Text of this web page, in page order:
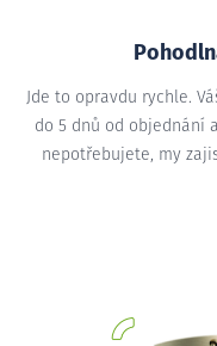
Jde to opravdu rychle.
do 5 dnů od objednání
nepotřebujete, my